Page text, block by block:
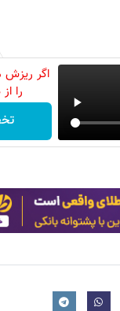
اگر ریزش
را